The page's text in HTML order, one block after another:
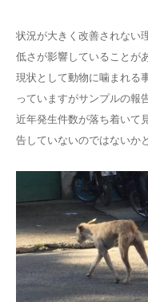
状況が大きく改善されない
低さが影響していることが
現状として動物に噛まれる
っていますがサンプルの報
近年発生件数が落ち着いて
告していないのではないか